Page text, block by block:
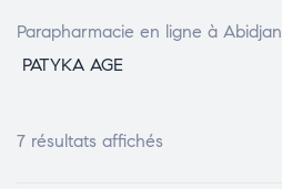
Parapharmacie en ligne à Abidjan
PATYKA AGE
7 résultats affichés